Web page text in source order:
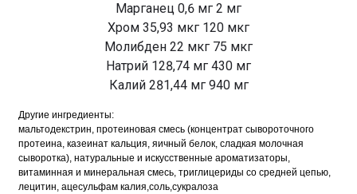
Марганец 0,6 мг 2 мг
Хром 35,93 мкг 120 мкг
Молибден 22 мкг 75 мкг
Натрий 128,74 мг 430 мг
Калий 281,44 мг 940 мг
Другие ингредиенты:
мальтодекстрин, протеиновая смесь (концентрат сывороточного
протеина, казеинат кальция, яичный белок, сладкая молочная
сыворотка), натуральные и искусственные ароматизаторы,
витаминная и минеральная смесь, триглицериды со средней цепью,
лецитин, ацесульфам калия,соль,сукралоза